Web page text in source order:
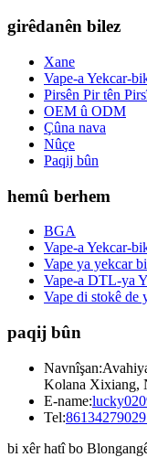
girêdanên bilez
Xane
Vape-a Yekcar-
Pirsên Pir tên
OEM û ODM
Çûna nava
Nûçe
Paqij bûn
hemû berhem
BGA
Vape-a Yekcar-
Vape ya yekcar
Vape-a DTL-ya
Vape di stokê de
paqij bûn
Navnîşan:
Kolana Xixiang,
E-name:
Tel:
bi xêr hatî bo